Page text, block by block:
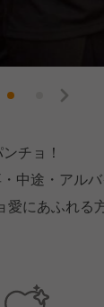
チョ！
中途・アル
にあふれる